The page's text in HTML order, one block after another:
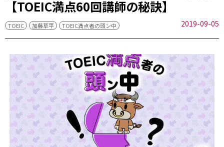
【TOEIC満点60回講師の秘訣】
TOEIC 加藤草平 TOEIC満点者の頭ン中 2019-09-05